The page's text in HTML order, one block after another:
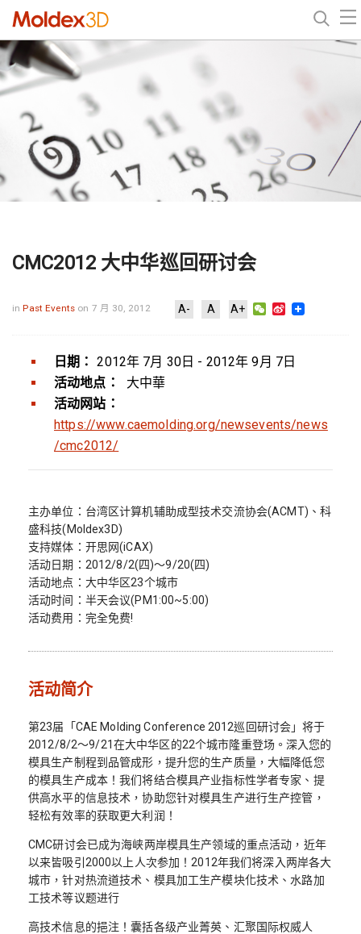
CMC2012 大中华巡回研讨会
inPast Events on 7 月 30, 2012 A- A A+ WeChat
Sina
日期：
2012年 7月 30日 - 2012年 9月 7日
活动地点：
大中華
活动网站：
https://www.caemolding.org/newsevents/news
/cmc2012/
主办单位：台湾区计算机辅助成型技术交流协会(ACMT)、科
盛科技(Moldex3D)
支持媒体：开思网(iCAX)
活动日期：2012/8/2(四)～9/20(四)
活动地点：大中华区23个城市
活动时间：半天会议(PM1:00~5:00)
活动费用：完全免费!
活动简介
第23届「CAE Molding Conference 2012巡回研讨会」将于
2012/8/2～9/21在大中华区的22个城市隆重登场。深入您的
模具生产制程到品管成形，提升您的生产质量，大幅降低您
的模具生产成本！我们将结合模具产业指标性学者专家、提
供高水平的信息技术，协助您针对模具生产进行生产控管，
轻松有效率的获取更大利润！
CMC研讨会已成为海峡两岸模具生产领域的重点活动，近年
以来皆吸引2000以上人次参加！2012年我们将深入两岸各大
城市，针对热流道技术、模具加工生产模块化技术、水路加
工技术等议题进行
高技术信息的挹注！囊括各级产业菁英、汇聚国际权威人